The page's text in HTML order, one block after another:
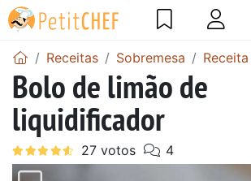
Receitas Sobremesa
Bolo de limão de
liquidificador